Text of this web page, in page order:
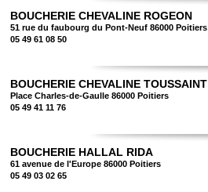
BOUCHERIE CHEVALINE ROGEON
51 rue du faubourg du Pont-Neuf 86000 Poitiers
05 49 61 08 50
BOUCHERIE CHEVALINE TOUSSAINT
Place Charles-de-Gaulle 86000 Poitiers
05 49 41 11 76
BOUCHERIE HALLAL RIDA
61 avenue de l'Europe 86000 Poitiers
05 49 03 02 65